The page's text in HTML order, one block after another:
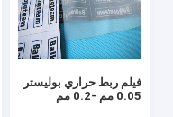
فيلم ربط حراري بوليستر
0.05 مم -0.2 مم